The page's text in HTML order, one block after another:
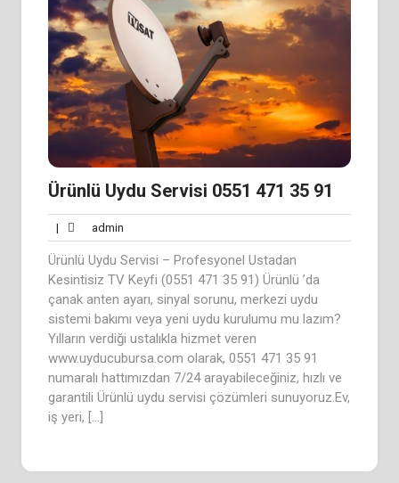
Ürünlü Uydu Servisi 0551 471 35 91
| admin
Ürünlü Uydu Servisi – Profesyonel Ustadan
Kesintisiz TV Keyfi (0551 471 35 91) Ürünlü ’da
çanak anten ayarı, sinyal sorunu, merkezi uydu
sistemi bakımı veya yeni uydu kurulumu mu lazım?
Yılların verdiği ustalıkla hizmet veren
www.uyducubursa.com olarak, 0551 471 35 91
numaralı hattımızdan 7/24 arayabileceğiniz, hızlı ve
garantili Ürünlü uydu servisi çözümleri sunuyoruz.Ev,
iş yeri, […]